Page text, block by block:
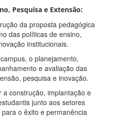
Pesquisa e Extensão:
da proposta pedagógica
das políticas de ensino,
institucionais.
o planejamento,
e avaliação das
pesquisa e inovação.
a construção, implantação e
junto aos setores
o êxito e permanência